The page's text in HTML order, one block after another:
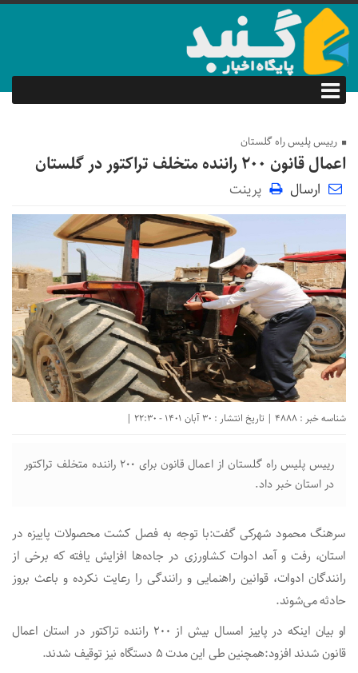
رییس پلیس راه گلستان
اعمال قانون ۲۰۰ راننده متخلف تراکتور در گلستان
ارسال پرینت
شناسه خبر : 4888 | تاریخ انتشار : 30 آبان 1401 - 22:30 |
رییس پلیس راه گلستان از اعمال قانون برای ۲۰۰ راننده متخلف تراکتور
در استان خبر داد.
سرهنگ محمود شهرکی گفت:با توجه به فصل کشت محصولات پاییزه در
استان، رفت و آمد ادوات کشاورزی در جاده‌ها افزایش یافته که برخی از
رانندگان ادوات، قوانین راهنمایی و رانندگی را رعایت نکرده و باعث بروز
حادثه می‌شوند.
او بیان اینکه در پاییز امسال بیش از ۲۰۰ راننده تراکتور در استان اعمال
قانون شدند افزود:همچنین طی این مدت ۵ دستگاه نیز توقیف شدند.